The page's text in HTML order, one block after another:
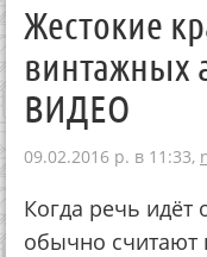
Жестокие
винтажных
ВИДЕО
09.02.2016 р. в 11:33,
Когда речь идёт
обычно считают